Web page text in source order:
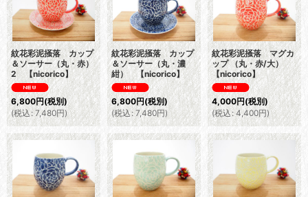
紋花彩泥掻落 カップ
＆ソーサー（丸・赤）
2 【nicorico】
6,800円(税別)
(税込: 7,480円)
紋花彩泥掻落 カップ
＆ソーサー（丸・濃
紺） 【nicorico】
6,800円(税別)
(税込: 7,480円)
紋花彩泥掻落 マグカ
ップ （丸・赤/大）
【nicorico】
4,000円(税別)
(税込: 4,400円)